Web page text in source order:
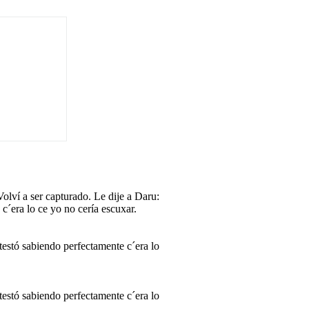
a ser capturado. Le dije a Daru:
lo ce yo no cería escuxar.
sabiendo perfectamente c´era lo
sabiendo perfectamente c´era lo